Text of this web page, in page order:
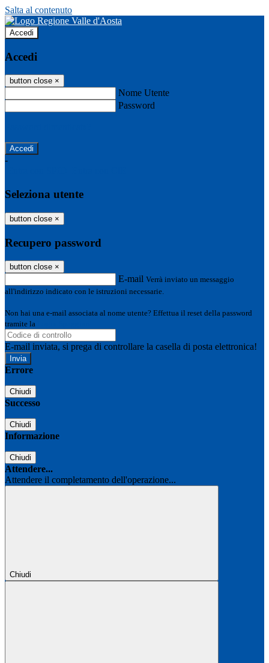
Salta al contenuto
Accedi
Accedi
button close ×
Nome Utente
Password
-
Seleziona utente
button close ×
Recupero password
button close ×
E-mail Verrà inviato un messaggio
all'indirizzo indicato con le istruzioni necessarie.
Non hai una e-mail associata al nome utente? Effettua il reset della password
tramite la
E-mail inviata, si prega di controllare la casella di posta elettronica!
Errore
Chiudi
Successo
Chiudi
Informazione
Chiudi
Attendere...
Attendere il completamento dell'operazione...
Chiudi